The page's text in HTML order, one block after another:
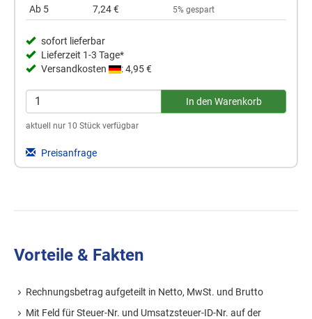
Ab 5 7,24 € 5% gespart
sofort lieferbar
Lieferzeit 1-3 Tage*
Versandkosten
: 4,95 €
aktuell nur 10 Stück verfügbar
Preisanfrage
Vorteile & Fakten
Rechnungsbetrag aufgeteilt in Netto, MwSt. und Brutto
Mit Feld für Steuer-Nr. und Umsatzsteuer-ID-Nr. auf der